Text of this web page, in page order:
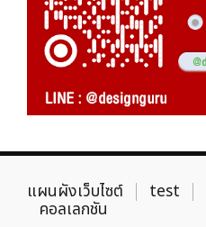
แผนผังเว็บไซต์ test
คอลเลกชัน